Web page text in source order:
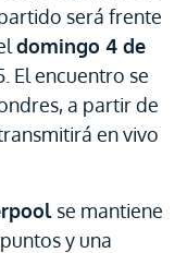
será frente
domingo 4 de
El encuentro se
a partir de
en vivo
se mantiene
y una